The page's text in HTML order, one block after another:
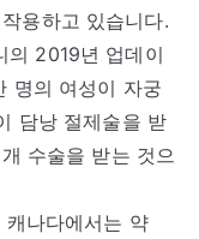
용하고 있습니다.
의 2019년 업데이
명의 여성이 자궁
담낭 절제술을 받
수술을 받는 것으
나다에서는 약